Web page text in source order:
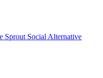
Sprout Social Alternative